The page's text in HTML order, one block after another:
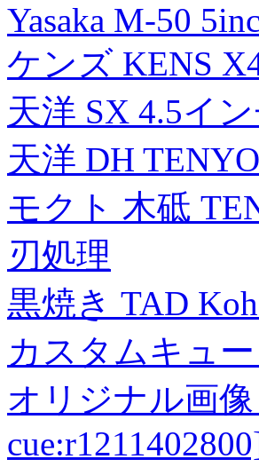
Yasaka M-50
ケンズ KENS
天洋 SX 4.5イ
天洋 DH
モクト 木砥
刃処理
黒焼き TAD
カスタムキュー
オリジナル画